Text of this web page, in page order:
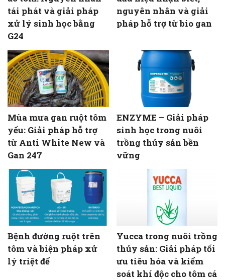
tái phát và giải pháp
xử lý sinh học bằng
G24
nguyên nhân và giải
pháp hỗ trợ từ bio gan
Mùa mưa gan ruột tôm
yếu: Giải pháp hỗ trợ
từ Anti White New và
Gan 247
ENZYME – Giải pháp
sinh học trong nuôi
trồng thủy sản bền
vững
Bệnh đường ruột trên
tôm và biện pháp xử
lý triệt để
Yucca trong nuôi trồng
thủy sản: Giải pháp tối
ưu tiêu hóa và kiểm
soát khí độc cho tôm cá